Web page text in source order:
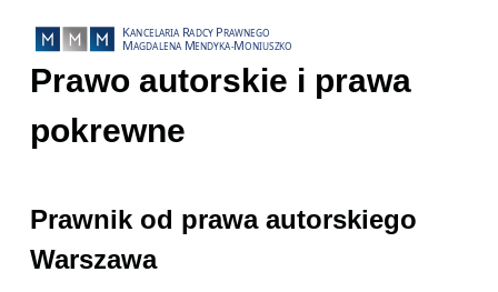
d
o
Prawo autorskie i prawa
pokrewne
Prawnik od prawa autorskiego
Warszawa